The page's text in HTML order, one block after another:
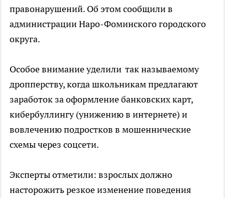
правонарушений. Об этом сообщили в
администрации Наро-Фоминского городского
округа.
Особое внимание уделили так называемому
дропперству, когда школьникам предлагают
заработок за оформление банковских карт,
кибербуллингу (унижению в интернете) и
вовлечению подростков в мошеннические
схемы через соцсети.
Эксперты отметили: взрослых должно
насторожить резкое изменение поведения